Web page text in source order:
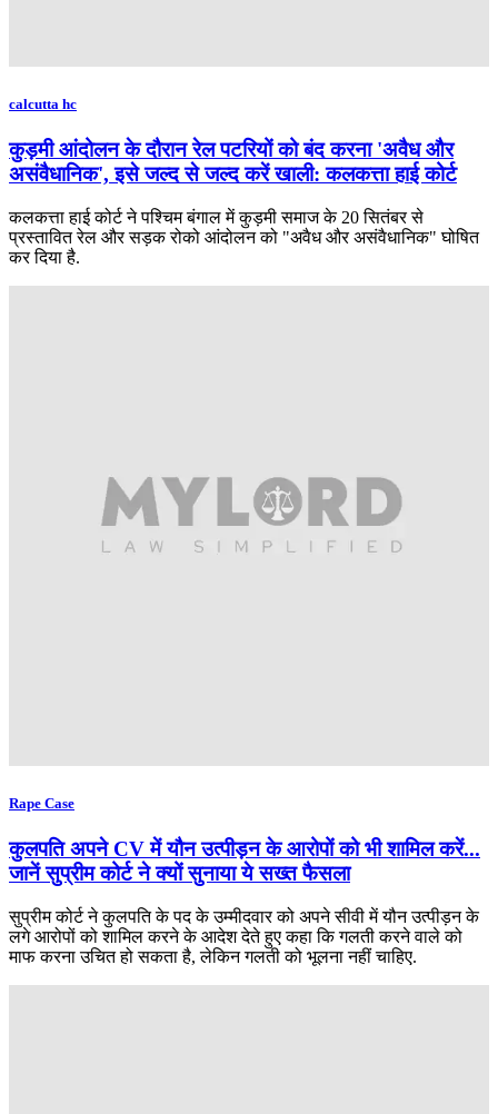
calcutta hc
कुड़मी आंदोलन के दौरान रेल पटरियों को बंद करना 'अवैध और
असंवैधानिक', इसे जल्द से जल्द करें खाली: कलकत्ता हाई कोर्ट
कलकत्ता हाई कोर्ट ने पश्चिम बंगाल में कुड़मी समाज के 20 सितंबर से
प्रस्तावित रेल और सड़क रोको आंदोलन को "अवैध और असंवैधानिक" घोषित
कर दिया है.
Rape Case
कुलपति अपने CV में यौन उत्पीड़न के आरोपों को भी शामिल करें...
जानें सुप्रीम कोर्ट ने क्यों सुनाया ये सख्त फैसला
सुप्रीम कोर्ट ने कुलपति के पद के उम्मीदवार को अपने सीवी में यौन उत्पीड़न के
लगे आरोपों को शामिल करने के आदेश देते हुए कहा कि गलती करने वाले को
माफ करना उचित हो सकता है, लेकिन गलती को भूलना नहीं चाहिए.